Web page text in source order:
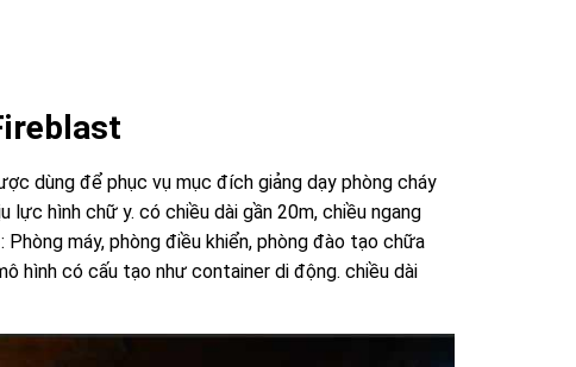
dùng để phục vụ mục đích giảng dạy phòng cháy
hình chữ y. có chiều dài gần 20m, chiều ngang
máy, phòng điều khiển, phòng đào tạo chữa
hình có cấu tạo như container di động. chiều dài